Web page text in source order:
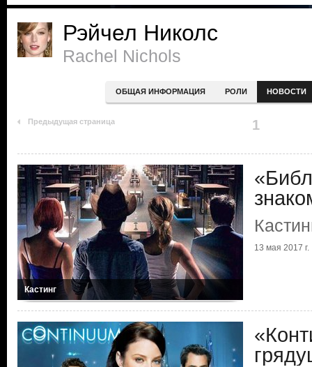
Рэйчел Николс
Rachel Nichols
ОБЩАЯ ИНФОРМАЦИЯ РОЛИ НОВОСТИ
Предыдущая страница 1
Кастинг
13 мая 2017 г.